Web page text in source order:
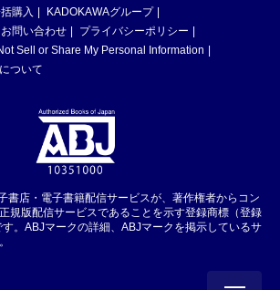
購入
KADOKAWAグループ
お問い合わせ
プライバシーポリシー
Sell or Share My Personal Information
ついて
書店・電子書籍配信サービスが、著作権者からコン
規版配信サービスであることを示す登録商標（登録
。ABJマークの詳細、ABJマークを掲示しているサ